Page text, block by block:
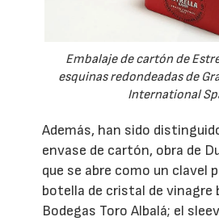
Embalaje de cartón de
esquinas redondeadas de
International
Además, han sido
envase de cartón, obra de
que se abre como un clavel
botella de cristal de vinagre
Bodegas Toro Albalá; el